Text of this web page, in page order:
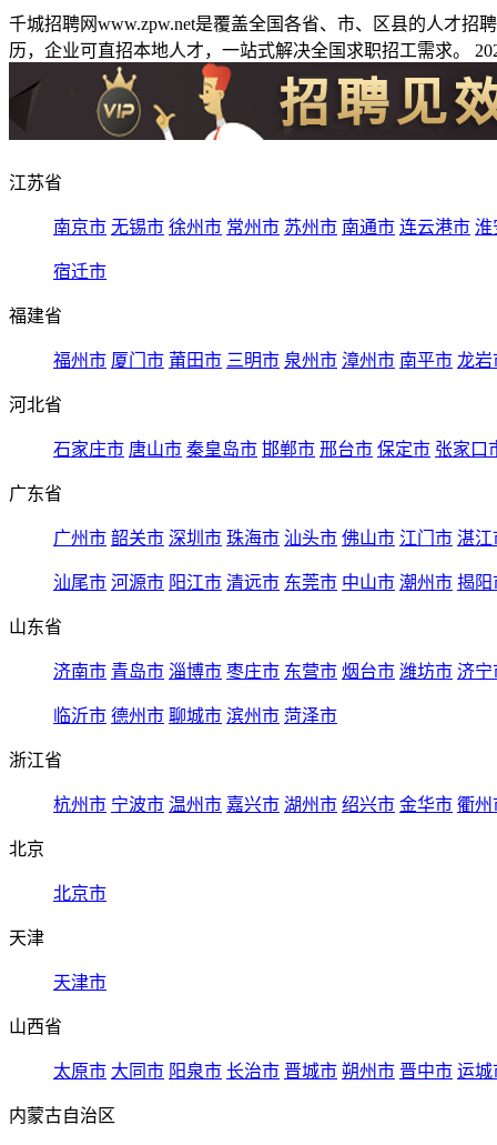
千城招聘网www.zpw.net是覆盖全国各省、市、区县的人才
历，企业可直招本地人才，一站式解决全国求职招工需求。
江苏省
南京市 无锡市 徐州市 常州市 苏州市 南通市 连云港市 淮
宿迁市
福建省
福州市 厦门市 莆田市 三明市 泉州市 漳州市 南平市 龙岩
河北省
石家庄市 唐山市 秦皇岛市 邯郸市 邢台市 保定市 张家口
广东省
广州市 韶关市 深圳市 珠海市 汕头市 佛山市 江门市 湛江
汕尾市 河源市 阳江市 清远市 东莞市 中山市 潮州市 揭阳
山东省
济南市 青岛市 淄博市 枣庄市 东营市 烟台市 潍坊市 济宁
临沂市 德州市 聊城市 滨州市 菏泽市
浙江省
杭州市 宁波市 温州市 嘉兴市 湖州市 绍兴市 金华市 衢州
北京
北京市
天津
天津市
山西省
太原市 大同市 阳泉市 长治市 晋城市 朔州市 晋中市 运城
内蒙古自治区